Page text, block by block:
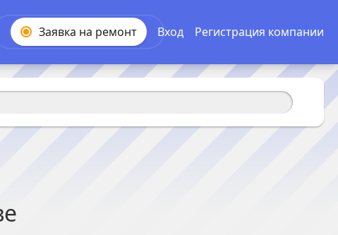
Заявка на ремонт Вход Регистрация компании